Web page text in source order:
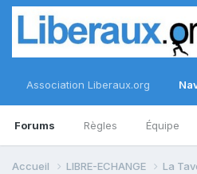
Association Liberaux.org
Forums Règles Équipe
Accueil LIBRE-ECHANGE La